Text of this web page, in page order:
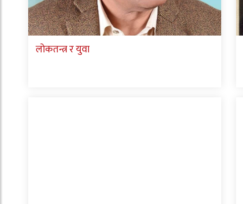
लोकतन्त्र र युवा